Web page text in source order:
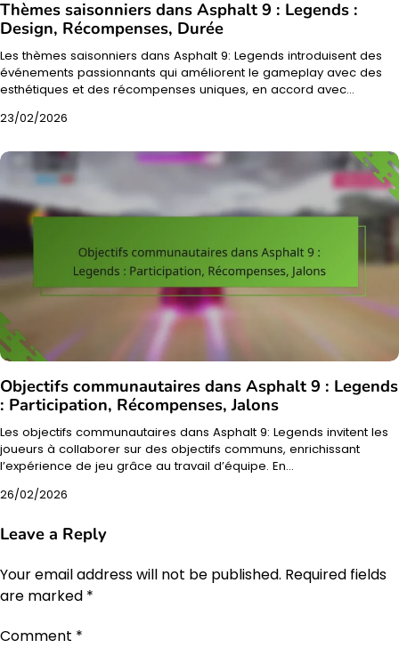
Thèmes saisonniers dans Asphalt 9 : Legends :
Design, Récompenses, Durée
Les thèmes saisonniers dans Asphalt 9: Legends introduisent des
événements passionnants qui améliorent le gameplay avec des
esthétiques et des récompenses uniques, en accord avec…
23/02/2026
Objectifs communautaires dans Asphalt 9 : Legends
: Participation, Récompenses, Jalons
Les objectifs communautaires dans Asphalt 9: Legends invitent les
joueurs à collaborer sur des objectifs communs, enrichissant
l’expérience de jeu grâce au travail d’équipe. En…
26/02/2026
Leave a Reply
Your email address will not be published. Required fields
are marked *
Comment *